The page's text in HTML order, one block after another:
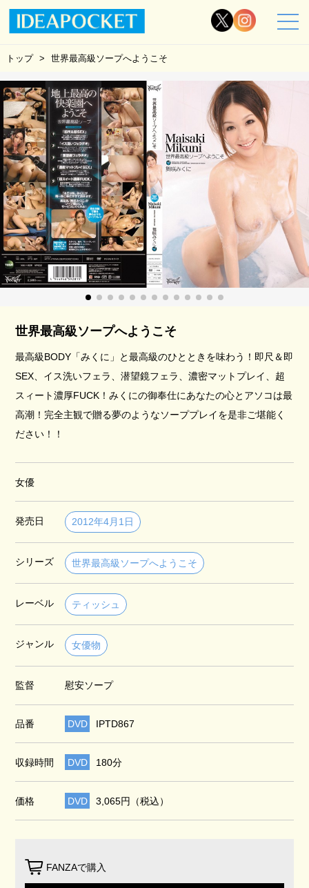
トップ 世界最高級ソープへようこそ
世界最高級ソープへようこそ
最高級BODY「みくに」と最高級のひとときを味わう！即尺＆即
SEX、イス洗いフェラ、潜望鏡フェラ、濃密マットプレイ、超
スィート濃厚FUCK！みくにの御奉仕にあなたの心とアソコは最
高潮！完全主観で贈る夢のようなソーププレイを是非ご堪能く
ださい！！
女優
発売日 2012年4月1日
シリーズ 世界最高級ソープへようこそ
レーベル ティッシュ
ジャンル 女優物
監督 慰安ソープ
品番 DVD IPTD867
収録時間 DVD 180分
価格 DVD 3,065円（税込）
FANZAで購入